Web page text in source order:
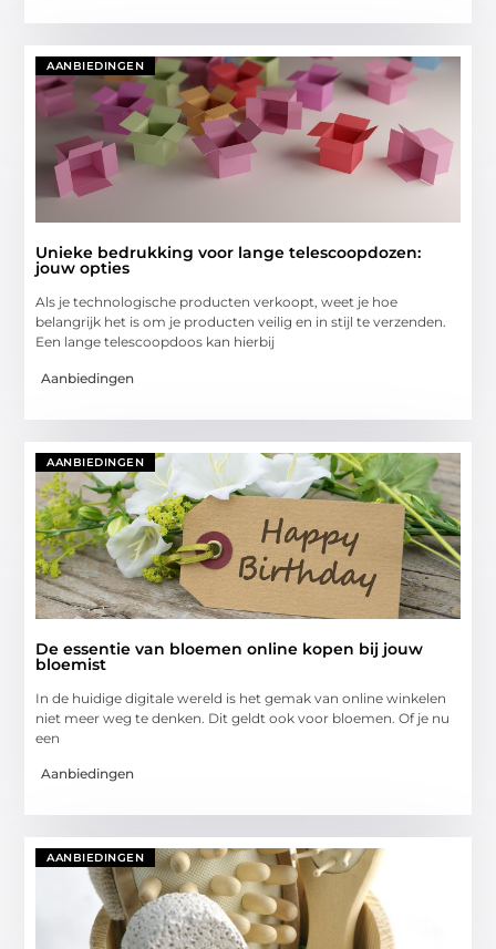
AANBIEDINGEN
Unieke bedrukking voor lange telescoopdozen:
jouw opties
Als je technologische producten verkoopt, weet je hoe
belangrijk het is om je producten veilig en in stijl te verzenden.
Een lange telescoopdoos kan hierbij
Aanbiedingen
AANBIEDINGEN
De essentie van bloemen online kopen bij jouw
bloemist
In de huidige digitale wereld is het gemak van online winkelen
niet meer weg te denken. Dit geldt ook voor bloemen. Of je nu
een
Aanbiedingen
AANBIEDINGEN